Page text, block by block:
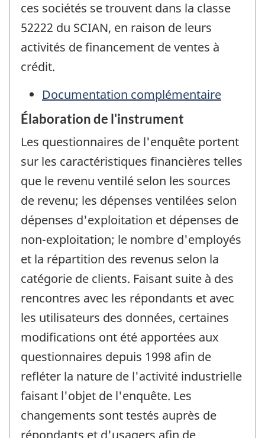
ces sociétés se trouvent dans la classe
52222 du SCIAN, en raison de leurs
activités de financement de ventes à
crédit.
Documentation complémentaire
Élaboration de l'instrument
Les questionnaires de l'enquête portent
sur les caractéristiques financières telles
que le revenu ventilé selon les sources
de revenu; les dépenses ventilées selon
dépenses d'exploitation et dépenses de
non-exploitation; le nombre d'employés
et la répartition des revenus selon la
catégorie de clients. Faisant suite à des
rencontres avec les répondants et avec
les utilisateurs des données, certaines
modifications ont été apportées aux
questionnaires depuis 1998 afin de
refléter la nature de l'activité industrielle
faisant l'objet de l'enquête. Les
changements sont testés auprès de
répondants et d'usagers afin de